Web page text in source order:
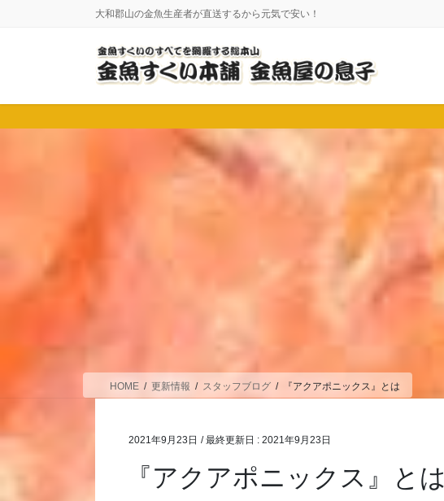
に
移
ョ
ン
大和郡山の金魚生産者が直送するから元気で安い！
HOME 更新情報 スタッフブログ 『アクアポニックス』とは
2021年9月23日 / 最終更新日 :2021年9月23日
『アクアポニックス』とは